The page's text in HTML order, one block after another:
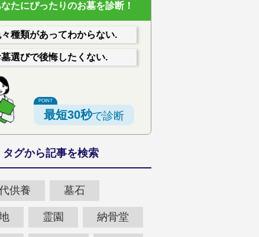
たにぴったりのお墓を診断！
種類があってわからない.
墓選びで後悔したくない.
最短30秒で診断
タグから記事を検索
供養 墓石
霊園 納骨堂